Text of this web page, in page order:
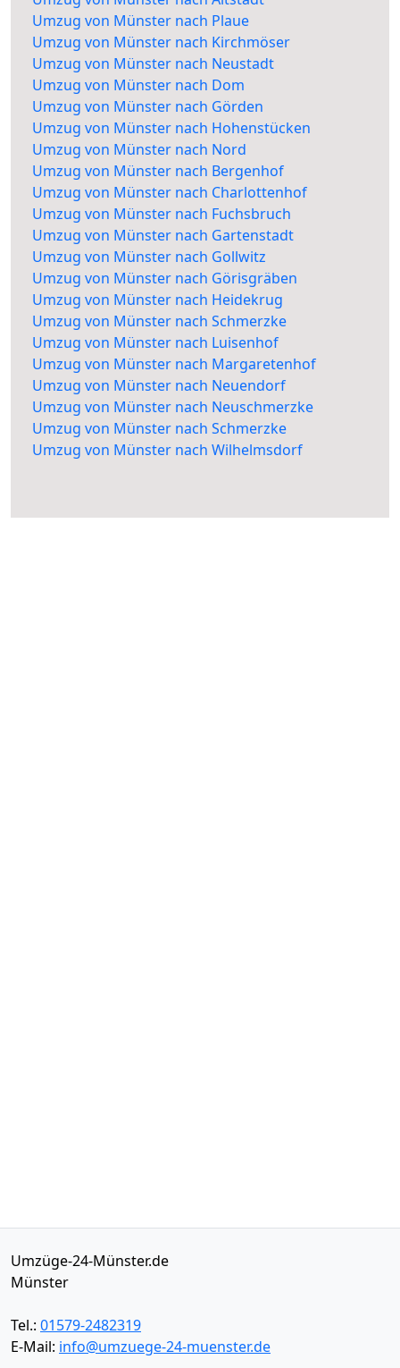
Umzug von Münster nach Plaue
Umzug von Münster nach Kirchmöser
Umzug von Münster nach Neustadt
Umzug von Münster nach Dom
Umzug von Münster nach Görden
Umzug von Münster nach Hohenstücken
Umzug von Münster nach Nord
Umzug von Münster nach Bergenhof
Umzug von Münster nach Charlottenhof
Umzug von Münster nach Fuchsbruch
Umzug von Münster nach Gartenstadt
Umzug von Münster nach Gollwitz
Umzug von Münster nach Görisgräben
Umzug von Münster nach Heidekrug
Umzug von Münster nach Schmerzke
Umzug von Münster nach Luisenhof
Umzug von Münster nach Margaretenhof
Umzug von Münster nach Neuendorf
Umzug von Münster nach Neuschmerzke
Umzug von Münster nach Schmerzke
Umzug von Münster nach Wilhelmsdorf
Umzüge-24-Münster.de
Münster
Tel.: 01579-2482319
E-Mail: info@umzuege-24-muenster.de